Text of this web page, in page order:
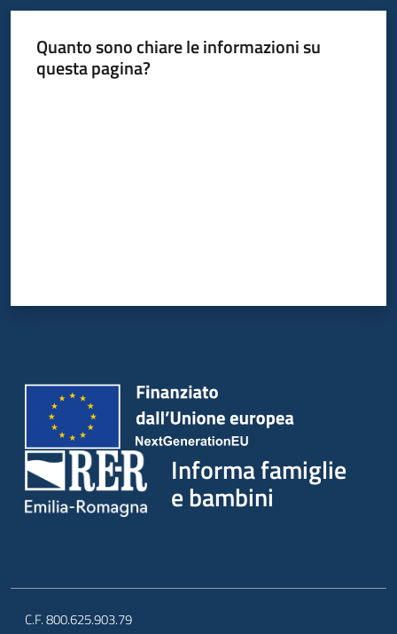
Quanto sono chiare le informazioni su
questa pagina?
Informa famiglie
e bambini
C.F. 800.625.903.79